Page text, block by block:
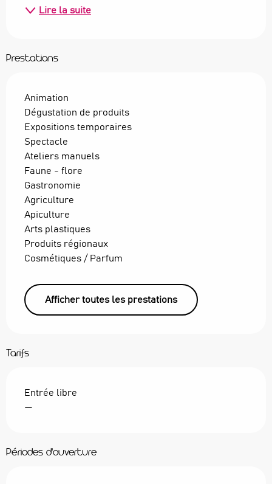
Lire la suite
Prestations
Animation
Dégustation de produits
Expositions temporaires
Spectacle
Ateliers manuels
Faune - flore
Gastronomie
Agriculture
Apiculture
Arts plastiques
Produits régionaux
Cosmétiques / Parfum
Afficher toutes les prestations
Tarifs
Entrée libre
—
Périodes d'ouverture